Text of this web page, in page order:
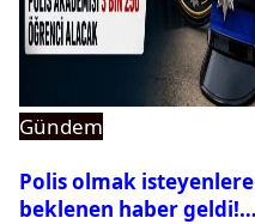
Gündem
Polis olmak isteyenlere
beklenen haber geldi!